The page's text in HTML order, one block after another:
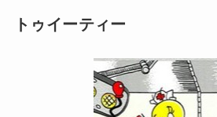
トゥイーティー